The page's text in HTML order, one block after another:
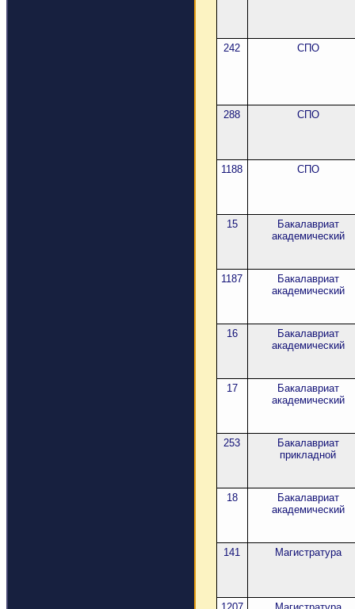
242 СПО
288 СПО
1188 СПО
15
Бакалавриат
академический
1187
Бакалавриат
академический
16
Бакалавриат
академический
17
Бакалавриат
академический
253
Бакалавриат
прикладной
18
Бакалавриат
академический
141 Магистратура